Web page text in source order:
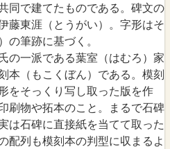
同で建てたものである。碑文の
藤東涯（とうがい）。字形はそ
の筆跡に基づく。
の一派である葉室（はむろ）家
本（もこくぼん）である。模刻
をそっくり写し取った版を作
刷物や拓本のこと。まるで石碑
は石碑に直接紙を当てて取った
配列も模刻本の判型に収まるよ